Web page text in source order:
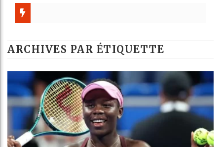
ARCHIVES PAR ÉTIQUETTE